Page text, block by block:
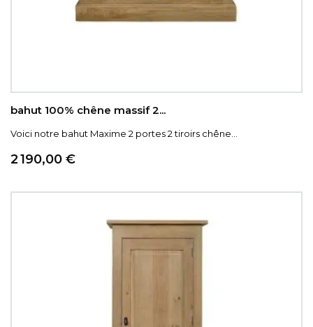
bahut 100% chêne massif 2...
Voici notre bahut Maxime 2 portes 2 tiroirs chêne...
Prix
2 190,00 €